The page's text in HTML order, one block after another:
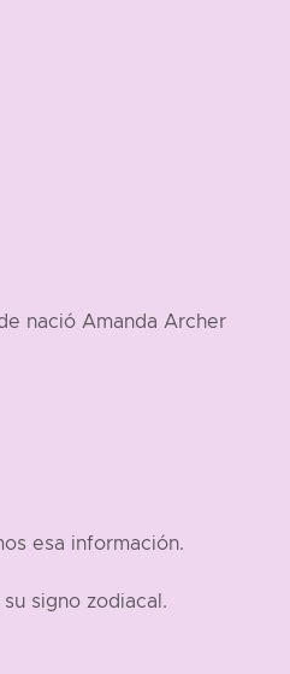
nació Amanda Archer
esa información.
signo zodiacal.